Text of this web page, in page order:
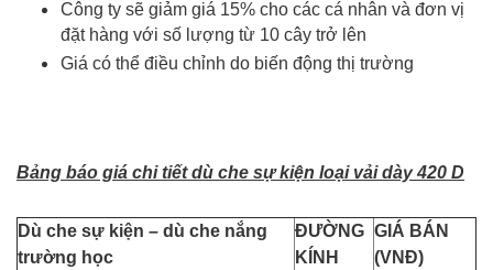
Công ty sẽ giảm giá 15% cho các cá nhân và đơn vị
đặt hàng với số lượng từ 10 cây trở lên
Giá có thể điều chỉnh do biến động thị trường
Bảng báo giá chi tiết dù che sự kiện loại vải dày420 D
Dù che sự kiện – dù che nắng
trường học
ĐƯỜNG
KÍNH
GIÁ BÁN
(VNĐ)